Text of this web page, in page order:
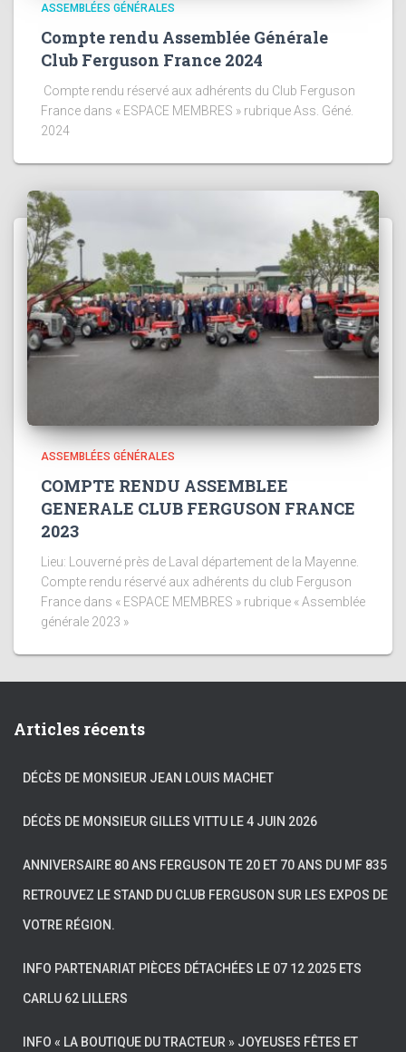
ASSEMBLÉES GÉNÉRALES
Compte rendu Assemblée Générale
Club Ferguson France 2024
Compte rendu réservé aux adhérents du Club Ferguson
France dans « ESPACE MEMBRES » rubrique Ass. Géné.
2024
ASSEMBLÉES GÉNÉRALES
COMPTE RENDU ASSEMBLEE
GENERALE CLUB FERGUSON FRANCE
2023
Lieu: Louverné près de Laval département de la Mayenne.
Compte rendu réservé aux adhérents du club Ferguson
France dans « ESPACE MEMBRES » rubrique « Assemblée
générale 2023 »
Articles récents
DÉCÈS DE MONSIEUR JEAN LOUIS MACHET
DÉCÈS DE MONSIEUR GILLES VITTU LE 4 JUIN 2026
ANNIVERSAIRE 80 ANS FERGUSON TE 20 ET 70 ANS DU MF 835
RETROUVEZ LE STAND DU CLUB FERGUSON SUR LES EXPOS DE
VOTRE RÉGION.
INFO PARTENARIAT PIÈCES DÉTACHÉES LE 07 12 2025 ETS
CARLU 62 LILLERS
INFO « LA BOUTIQUE DU TRACTEUR » JOYEUSES FÊTES ET